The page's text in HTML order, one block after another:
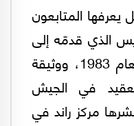
المتابعون
الذي قدمّه إلى
الكونغرس الأميركي في العام 1983، ووثيقة
في الجيش
مركز راند في